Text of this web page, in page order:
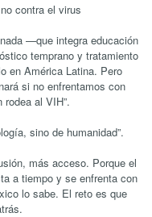
contra el virus
—que integra educación
temprano y tratamiento
en América Latina. Pero
si no enfrentamos con
al VIH”.
sino de humanidad”.
más acceso. Porque el
a tiempo y se enfrenta con
lo sabe. El reto es que